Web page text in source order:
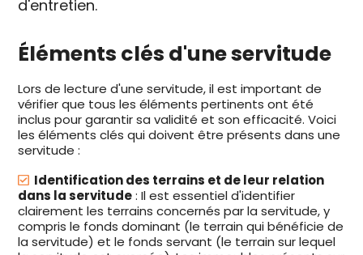
d'entretien.
Éléments clés d'une servitude
Lors de lecture d'une servitude, il est important de
vérifier que tous les éléments pertinents ont été
inclus pour garantir sa validité et son efficacité. Voici
les éléments clés qui doivent être présents dans une
servitude :
Identification des terrains et de leur relation
dans la servitude: Il est essentiel d'identifier
clairement les terrains concernés par la servitude, y
compris le fonds dominant (le terrain qui bénéficie de
la servitude) et le fonds servant (le terrain sur lequel